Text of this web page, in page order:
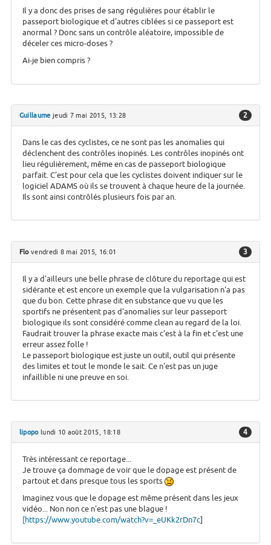
Il y a donc des prises de sang régulières pour établir le
passeport biologique et d'autres ciblées si ce passeport est
anormal ? Donc sans un contrôle aléatoire, impossible de
déceler ces micro-doses ?
Ai-je bien compris ?
Guillaume jeudi 7 mai 2015, 13:28 2
Dans le cas des cyclistes, ce ne sont pas les anomalies qui
déclenchent des contrôles inopinés. Les contrôles inopinés ont
lieu régulièrement, même en cas de passeport biologique
parfait. C'est pour cela que les cyclistes doivent indiquer sur le
logiciel ADAMS où ils se trouvent à chaque heure de la journée.
Ils sont ainsi contrôlés plusieurs fois par an.
Flovendredi 8 mai 2015, 16:01 3
Il y a d'ailleurs une belle phrase de clôture du reportage qui est
sidérante et est encore un exemple que la vulgarisation n'a pas
que du bon. Cette phrase dit en substance que vu que les
sportifs ne présentent pas d'anomalies sur leur passeport
biologique ils sont considéré comme clean au regard de la loi.
Faudrait trouver la phrase exacte mais c'est à la fin et c'est une
erreur assez folle !
Le passeport biologique est juste un outil, outil qui présente
des limites et tout le monde le sait. Ce n'est pas un juge
infaillible ni une preuve en soi.
lipopolundi 10 août 2015, 18:18 4
Très intéressant ce reportage...
Je trouve ça dommage de voir que le dopage est présent de
partout et dans presque tous les sports
Imaginez vous que le dopage est même présent dans les jeux
vidéo... Non non ce n'est pas une blague !
[https://www.youtube.com/watch?v=_eUKk2rDn7c]